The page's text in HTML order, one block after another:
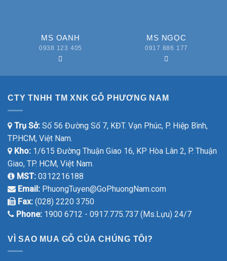
MS OANH
0938 123 405
MS NGỌC
0917 886 177
CTY TNHH TM XNK GỖ PHƯƠNG NAM
Trụ Sở: Số 56 Đường Số 7, KĐT. Vạn Phúc, P. Hiệp Bình,
TP.HCM, Việt Nam.
Kho: 1/615 Đường Thuận Giao 16, KP Hòa Lân 2, P. Thuận
Giao, TP. HCM, Việt Nam.
MST: 0312216188
Email: PhuongTuyen@GoPhuongNam.com
Fax: (028) 2220 3750
Phone: 1900 6712 - 0917.775.737 (Ms.Lựu) 24/7
VÌ SAO MUA GỖ CỦA CHÚNG TÔI?